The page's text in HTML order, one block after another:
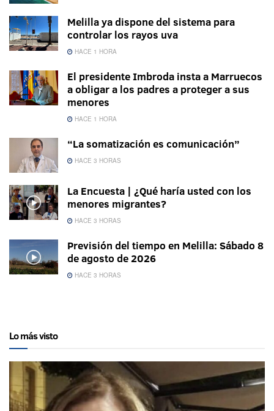
Melilla ya dispone del sistema para
controlar los rayos uva
HACE 1 HORA
El presidente Imbroda insta a Marruecos
a obligar a los padres a proteger a sus
menores
HACE 1 HORA
“La somatización es comunicación”
HACE 3 HORAS
La Encuesta | ¿Qué haría usted con los
menores migrantes?
HACE 3 HORAS
Previsión del tiempo en Melilla: Sábado 8
de agosto de 2026
HACE 3 HORAS
Lo más visto